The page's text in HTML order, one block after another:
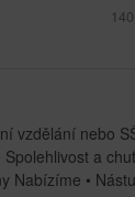
vzdělání nebo
a
Nabízíme •